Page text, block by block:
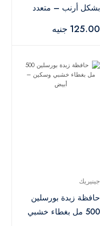
بشكل أرنب – متعدد
125.00 جنيه
جينيريك
حافظة زبدة بورسلين
500 مل بغطاء خشبي